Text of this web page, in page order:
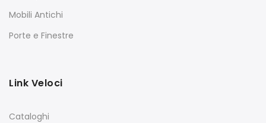
Mobili Antichi
Porte e Finestre
Link Veloci
Cataloghi